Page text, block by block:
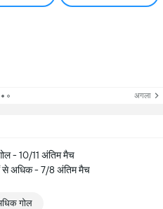
अगला
- 10/11 अंतिम मैच
से अधिक - 7/8 अंतिम मैच
गोल